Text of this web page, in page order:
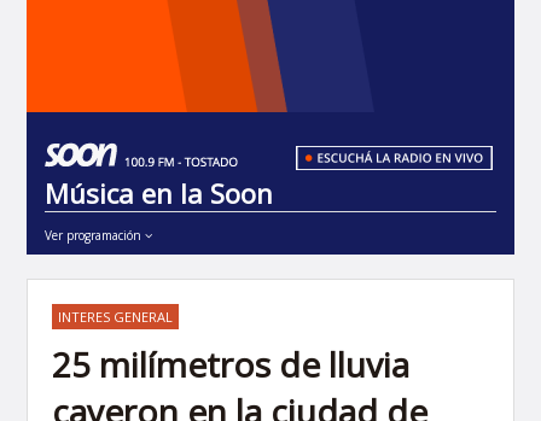
Música en la Soon
Ver programación
INTERES GENERAL
25 milímetros de lluvia
cayeron en la ciudad de